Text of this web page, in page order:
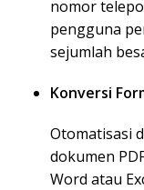
nomor
pengguna
sejumlah
Konversi
Otomatisasi
dokumen
Word atau